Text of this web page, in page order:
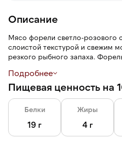
Описание
Мясо форели светло-розового
слоистой текстурой и свежим
резкого рыбного запаха.
Разделка облегчает работу на
Трим С — рыба очищена от
спинного плавника, жаберной
плавника, пинбона кости.
Подробнее
Пищевая ценность на
Белки
19 г
Жиры
4 г